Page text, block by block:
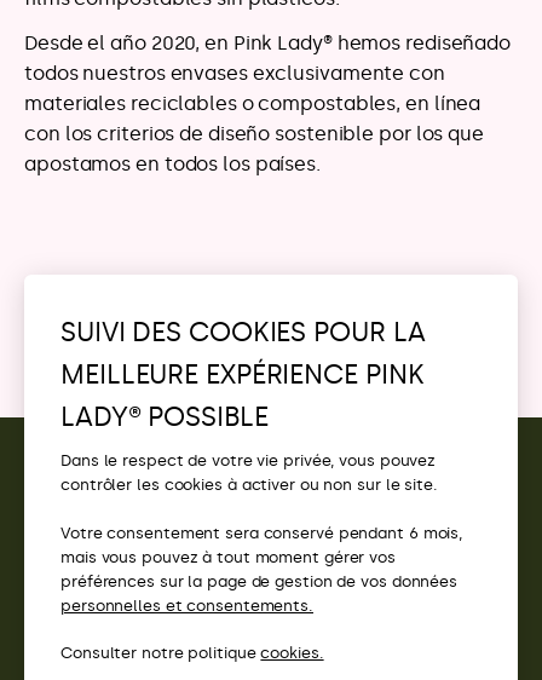
Desde el año 2020, en Pink Lady® hemos rediseñado
todos nuestros envases exclusivamente con
materiales reciclables o compostables, en línea
con los criterios de diseño sostenible por los que
apostamos en todos los países.
CONTACT
SITES PINK LADY®
SUIVI DES COOKIES POUR LA
MEILLEURE EXPÉRIENCE PINK
LADY® POSSIBLE
Dans le respect de votre vie privée, vous pouvez
contrôler les cookies à activer ou non sur le site.
Votre consentement sera conservé pendant 6 mois,
mais vous pouvez à tout moment gérer vos
préférences sur la page de gestion de vos données
personnelles et consentements.
Consulter notre politiquecookies.